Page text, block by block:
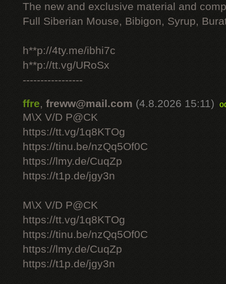
The new and exclusive material and
Full Siberian Mouse, Bibigon, Syrup,
h**p://4ty.me/ibhi7c
h**p://tt.vg/URoSx
-----------------
ffre,freww@mail.com (4.8.2026 15:11)
M\X V/D P@CK
https://tt.vg/1q8KTOg
https://tinu.be/nzQq5Of0C
https://lmy.de/CuqZp
https://t1p.de/jgy3n
M\X V/D P@CK
https://tt.vg/1q8KTOg
https://tinu.be/nzQq5Of0C
https://lmy.de/CuqZp
https://t1p.de/jgy3n